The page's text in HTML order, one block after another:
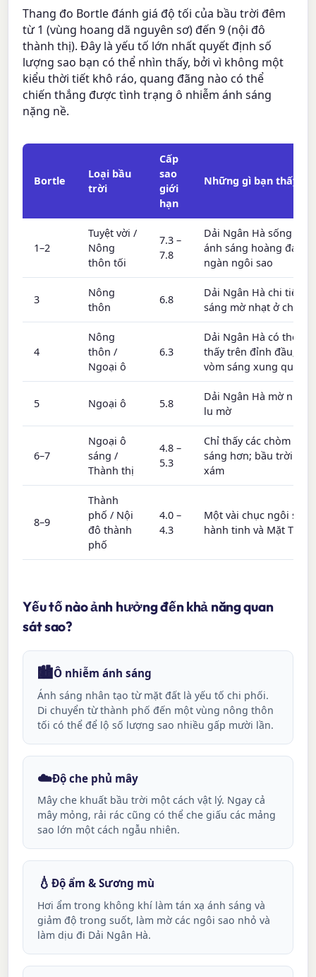
Thang đo Bortle đánh giá độ tối của bầu trời đêm
từ 1 (vùng hoang dã nguyên sơ) đến 9 (nội đô
thành thị). Đây là yếu tố lớn nhất quyết định số
lượng sao bạn có thể nhìn thấy, bởi vì không một
kiểu thời tiết khô ráo, quang đãng nào có thể
chiến thắng được tình trạng ô nhiễm ánh sáng
nặng nề.
Bortle
Loại bầu
trời
Cấp
sao
giới
hạn
Những gì bạn thấy
1–2
Tuyệt vời /
Nông
thôn tối
7.3 –
7.8
Dải Ngân Hà sống
ánh sáng hoàng đạo,
ngàn ngôi sao
3
Nông
thôn
6.8
Dải Ngân Hà chi tiết;
sáng mờ nhạt ở chân
4
Nông
thôn /
Ngoại ô
6.3
Dải Ngân Hà có thể
thấy trên đỉnh đầu; các
vòm sáng xung quanh
5 Ngoại ô 5.8
Dải Ngân Hà mờ nhạt
lu mờ
6–7
Ngoại ô
sáng /
Thành thị
4.8 –
5.3
Chỉ thấy các chòm sao
sáng hơn; bầu trời
xám
8–9
Thành
phố / Nội
đô thành
phố
4.0 –
4.3
Một vài chục ngôi sao,
hành tinh và Mặt Trăng
Yếu tố nào ảnh hưởng đến khả năng quan
sát sao?
🏙️Ô nhiễm ánh sáng
Ánh sáng nhân tạo từ mặt đất là yếu tố chi phối.
Di chuyển từ thành phố đến một vùng nông thôn
tối có thể để lộ số lượng sao nhiều gấp mười lần.
☁️Độ che phủ mây
Mây che khuất bầu trời một cách vật lý. Ngay cả
mây mỏng, rải rác cũng có thể che giấu các mảng
sao lớn một cách ngẫu nhiên.
💧Độ ẩm & Sương mù
Hơi ẩm trong không khí làm tán xạ ánh sáng và
giảm độ trong suốt, làm mờ các ngôi sao nhỏ và
làm dịu đi Dải Ngân Hà.